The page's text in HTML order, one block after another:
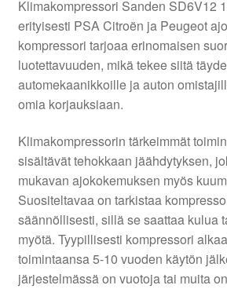
Klimakompressori Sanden SD6V12
erityisesti PSA Citroën ja Peugeot
kompressori tarjoaa erinomaisen
luotettavuuden, mikä tekee siitä
automekaanikkoille ja auton
omia korjauksiaan.
Klimakompressorin tärkeimmät
sisältävät tehokkaan jäähdytyksen,
mukavan ajokokemuksen myös
Suositeltavaa on tarkistaa
säännöllisesti, sillä se saattaa kulua
myötä. Tyypillisesti kompressori
toimintaansa 5-10 vuoden käytön
järjestelmässä on vuotoja tai muita